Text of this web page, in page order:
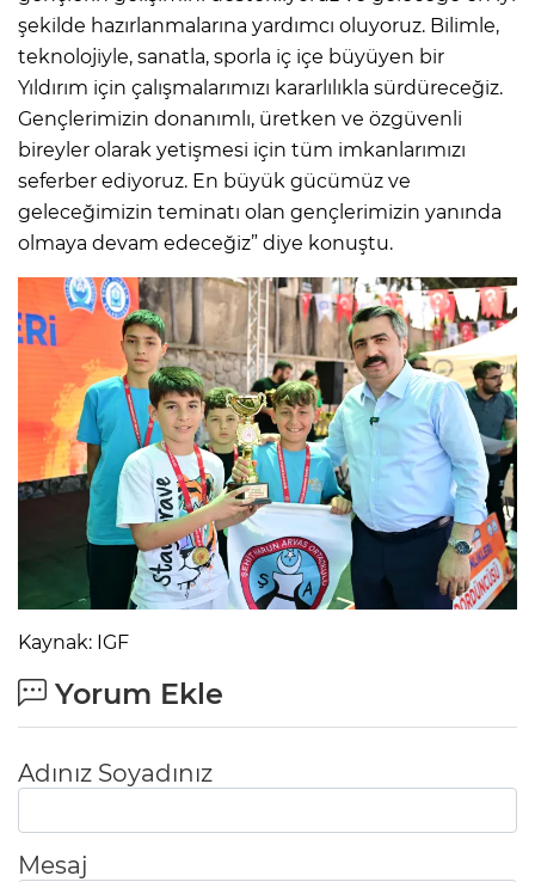
şekilde hazırlanmalarına yardımcı oluyoruz. Bilimle,
teknolojiyle, sanatla, sporla iç içe büyüyen bir
Yıldırım için çalışmalarımızı kararlılıkla sürdüreceğiz.
Gençlerimizin donanımlı, üretken ve özgüvenli
bireyler olarak yetişmesi için tüm imkanlarımızı
seferber ediyoruz. En büyük gücümüz ve
geleceğimizin teminatı olan gençlerimizin yanında
olmaya devam edeceğiz” diye konuştu.
Kaynak: IGF
Yorum Ekle
Adınız Soyadınız
Mesaj